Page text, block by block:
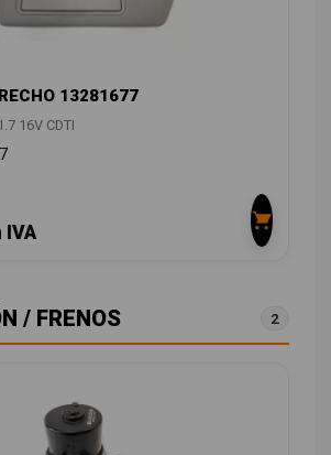
13281677
16V CDTI
IVA
/ FRENOS 2